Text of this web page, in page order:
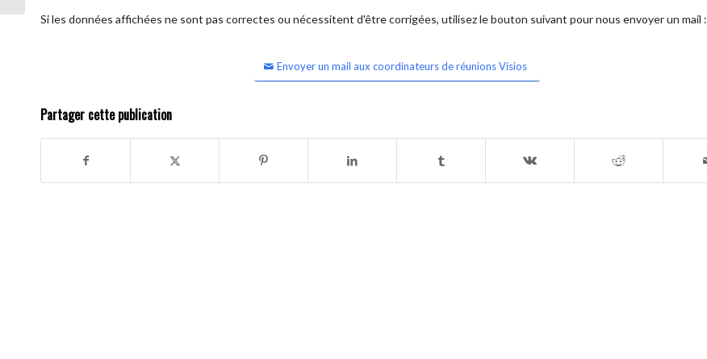
Si les données affichées ne sont pas correctes ou nécessitent d'être corrigées, utilisez le bouton suivant pour nous envoyer un mail :
Envoyer un mail aux coordinateurs de réunions Visios
Partager cette publication